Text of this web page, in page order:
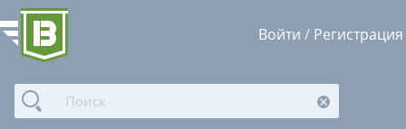
Войти / Регистрация